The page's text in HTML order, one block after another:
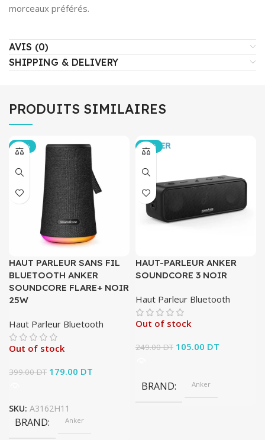
morceaux préférés.
AVIS (0)
SHIPPING & DELIVERY
PRODUITS SIMILAIRES
-55%
HAUT PARLEUR SANS FIL
BLUETOOTH ANKER
SOUNDCORE FLARE+ NOIR
25W
Haut Parleur Bluetooth
Out of stock
399.00DT Le prix initial était :
179.00 DT
SKU: A3162H11
BRAND Anker
-58%
HAUT-PARLEUR ANKER
SOUNDCORE 3 NOIR
Haut Parleur Bluetooth
Out of stock
249.00DT Le prix initial était :
105.00 DT
BRAND Anker